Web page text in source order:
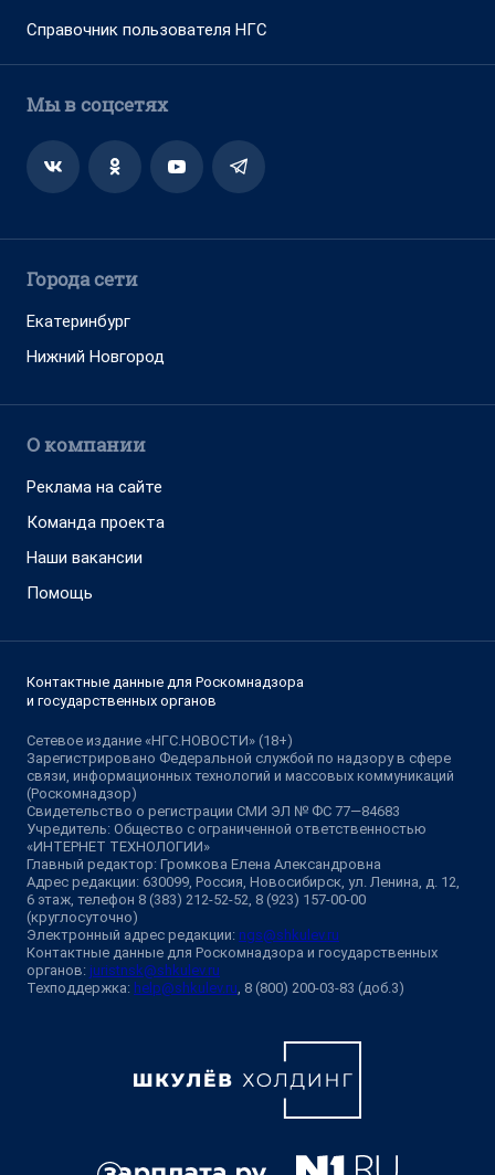
Справочник пользователя НГС
Мы в соцсетях
Города сети
Екатеринбург
Нижний Новгород
О компании
Реклама на сайте
Команда проекта
Наши вакансии
Помощь
Контактные данные для Роскомнадзора
и государственных органов
Сетевое издание «НГС.НОВОСТИ» (18+)
Зарегистрировано Федеральной службой по надзору в сфере
связи, информационных технологий и массовых коммуникаций
(Роскомнадзор)
Свидетельство о регистрации СМИ ЭЛ № ФС 77—84683
Учредитель: Общество с ограниченной ответственностью
«ИНТЕРНЕТ ТЕХНОЛОГИИ»
Главный редактор: Громкова Елена Александровна
Адрес редакции: 630099, Россия, Новосибирск, ул. Ленина, д. 12,
6 этаж, телефон 8 (383) 212-52-52, 8 (923) 157-00-00
(круглосуточно)
Электронный адрес редакции: ngs@shkulev.ru
Контактные данные для Роскомнадзора и государственных
органов: juristnsk@shkulev.ru
Техподдержка: help@shkulev.ru , 8 (800) 200-03-83 (доб.3)